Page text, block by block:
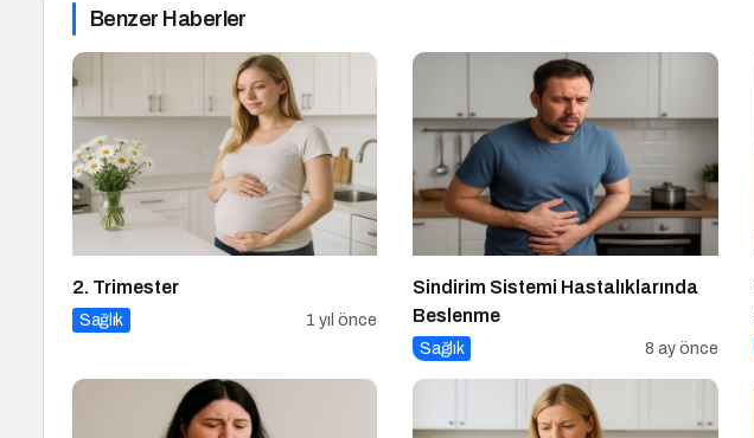
Benzer Haberler
2. Trimester
Sağlık 1 yıl önce
Sindirim Sistemi Hastalıklarında
Beslenme
Sağlık 8 ay önce